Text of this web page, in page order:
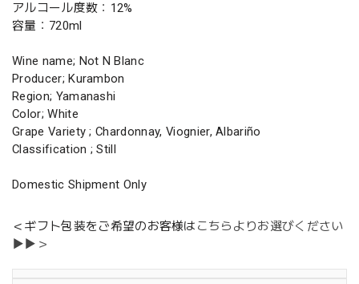
アルコール度数：12%
容量：720ml
Wine name; Not N Blanc
Producer; Kurambon
Region; Yamanashi
Color; White
Grape Variety ; Chardonnay, Viognier, Albariño
Classification ; Still
Domestic Shipment Only
＜ギフト包装をご希望のお客様は こちらよりお選びください
▶▶＞